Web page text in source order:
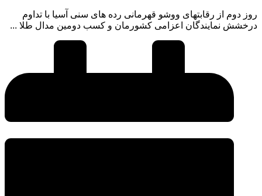
روز دوم از رقابتهای ووشو قهرمانی رده های سنی آسیا با تداوم
درخشش نمایندگان اعزامی کشورمان و کسب دومین مدال طلا ...